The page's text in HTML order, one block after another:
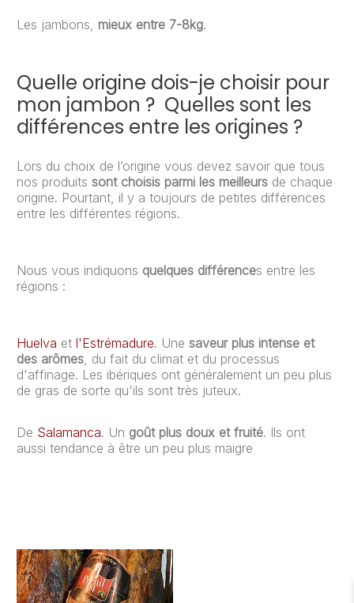
Les jambons, mieux entre 7-8kg.
Quelle origine dois-je choisir pour
mon jambon ? Quelles sont les
différences entre les origines ?
Lors du choix de l’origine vous devez savoir que tous
nos produits sont choisis parmi les meilleurs de chaque
origine. Pourtant, il y a toujours de petites différences
entre les différentes régions.
Nous vous indiquons quelques différences entre les
régions :
Huelva et l'Estrémadure. Une saveur plus intense et
des arômes , du fait du climat et du processus
d'affinage. Les ibériques ont généralement un peu plus
de gras de sorte qu'ils sont très juteux.
De Salamanca. Un goût plus doux et fruité. Ils ont
aussi tendance à être un peu plus maigre